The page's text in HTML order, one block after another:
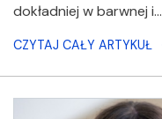
dokładniej w barwnej i…
CZYTAJ CAŁY ARTYKUŁ